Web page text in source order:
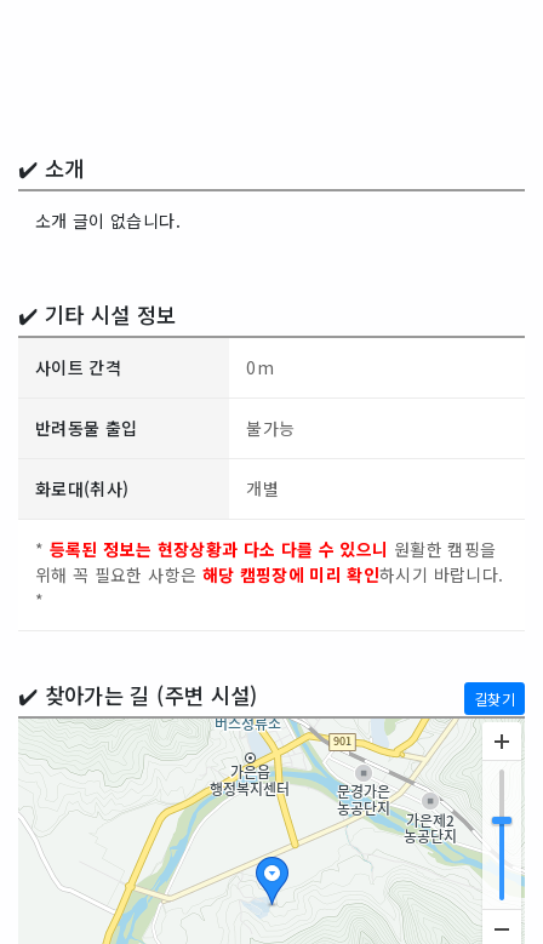
✔️ 소개
소개 글이 없습니다.
✔️ 기타 시설 정보
사이트 간격 0m
반려동물 출입 불가능
화로대(취사) 개별
* 등록된 정보는 현장상황과 다소 다를 수 있으니 원활한 캠핑을
위해 꼭 필요한 사항은 해당 캠핑장에 미리 확인하시기 바랍니다.
*
✔️ 찾아가는 길 (주변 시설) 길찾기